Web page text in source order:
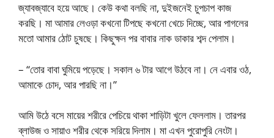
জ্যাবজ্যাবে হয়ে আছে। কেউ কথা বলছি না, দুইজনেই চুপচাপ কাজ
করছি। মা আমার লেওড়া কখনো টিপছে কখনো খেচে দিচ্ছে, আর পাগলের
মতো আমার ঠোট চুষছে। কিছুক্ষন পর বাবার নাক ডাকার শব্দ পেলাম।
– “তোর বাবা ঘুমিয়ে পড়েছে। সকাল ৬ টার আগে উঠবে না। নে এবার ওঠ,
আমাকে চোদ, আর পারছি না।”
আমি উঠে বসে মায়ের শরীরে পেচিয়ে থাকা শাড়িটা খুলে ফেললাম। তারপর
ব্লাউজ ও সায়াও শরীর থেকে সরিয়ে দিলাম। মা এখন পুরোপুরি নেংটা।